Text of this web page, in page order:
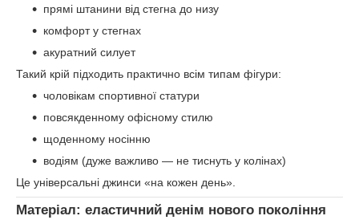
прямі штанини від стегна до низу
комфорт у стегнах
акуратний силует
Такий крій підходить практично всім типам фігури:
чоловікам спортивної статури
повсякденному офісному стилю
щоденному носінню
водіям (дуже важливо — не тиснуть у колінах)
Це універсальні джинси «на кожен день».
Матеріал: еластичний денім нового покоління